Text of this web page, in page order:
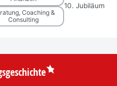
Coaching &
Consulting
10. Jubiläum